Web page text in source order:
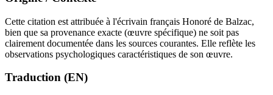
Cette citation est attribuée à l'écrivain français Honoré de Balzac,
bien que sa provenance exacte (œuvre spécifique) ne soit pas
clairement documentée dans les sources courantes. Elle reflète les
observations psychologiques caractéristiques de son œuvre.
Traduction (EN)